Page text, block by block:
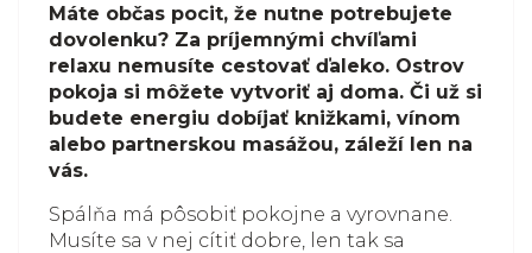
Máte občas pocit, že nutne potrebujete
dovolenku? Za príjemnými chvíľami
relaxu nemusíte cestovať ďaleko. Ostrov
pokoja si môžete vytvoriť aj doma. Či už si
budete energiu dobíjať knižkami, vínom
alebo partnerskou masážou, záleží len na
vás.
Spálňa má pôsobiť pokojne a vyrovnane.
Musíte sa v nej cítiť dobre, len tak sa